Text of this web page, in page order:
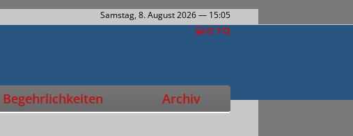
Samstag, 8. August 2026— 15:05
Begehrlichkeiten Archiv